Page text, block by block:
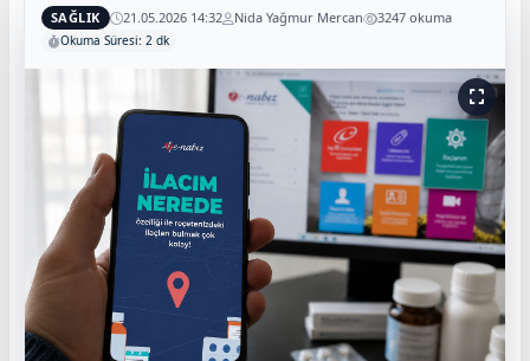
SAĞLIK 21.05.2026 14:32 Nida Yağmur Mercan 3247 okuma
Okuma Süresi: 2 dk